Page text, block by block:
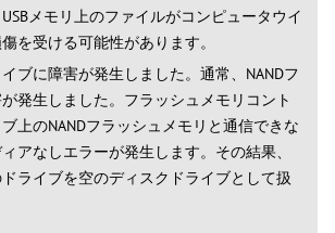
メモリ上のファイルがコンピュータウイ
を受ける可能性があります。
ブに障害が発生しました。通常、NANDフ
発生しました。フラッシュメモリコント
上のNANDフラッシュメモリと通信できな
アなしエラーが発生します。その結果、
ライブを空のディスクドライブとして扱